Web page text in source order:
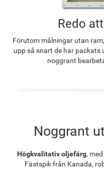
Redo
Förutom målningar utan
upp så snart de har packats
noggrant
Noggrant
Högkvalitativ oljefärg,
Fästspik från Kanada,